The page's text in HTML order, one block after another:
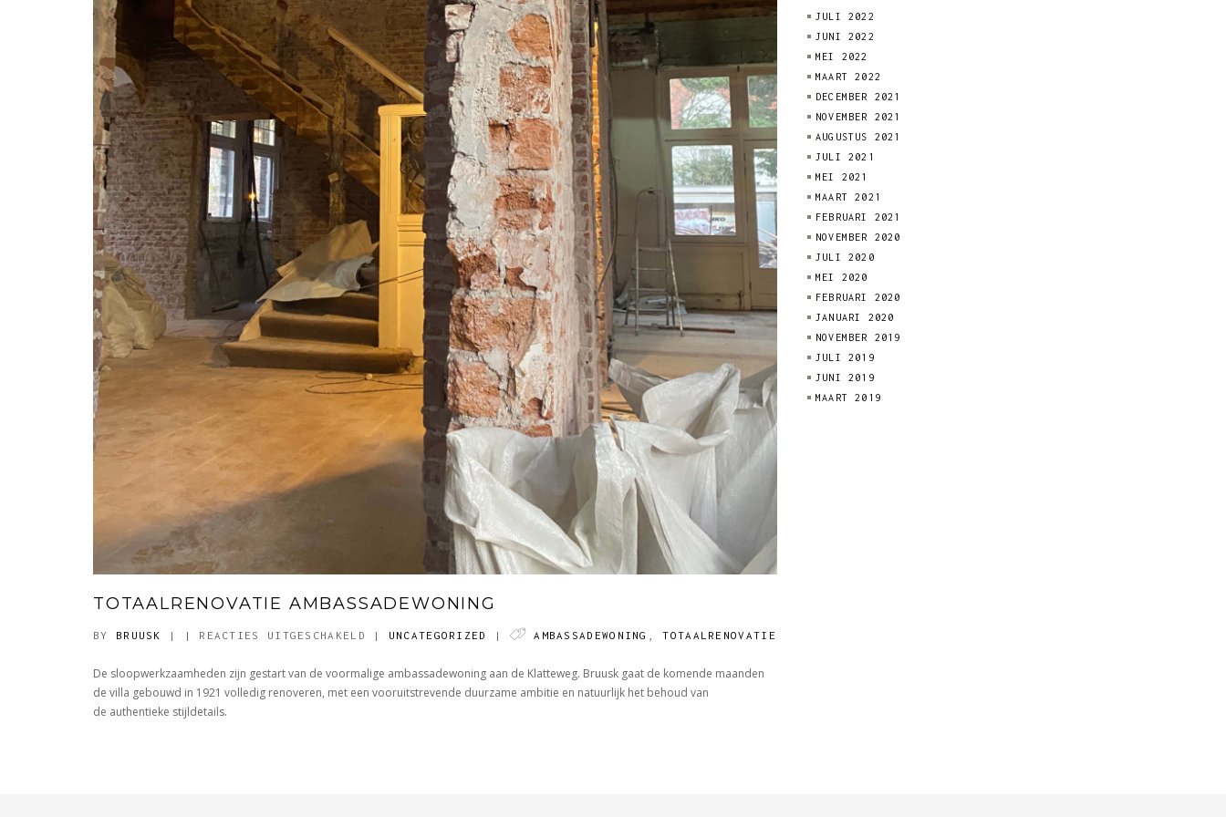
TOTAALRENOVATIE AMBASSADEWONING
BY BRUUSK | | REACTIES UITGESCHAKELD VOOR
AMBASSADEWONING
| UNCATEGORIZED | AMBASSADEWONING ,TOTAALRENOVATIE
De sloopwerkzaamheden zijn gestart van de voormalige ambassadewoning aan de Klatteweg. Bruusk gaat de komende maanden
de villa gebouwd in 1921 volledig renoveren, met een vooruitstrevende duurzame ambitie en natuurlijk het behoud van
de authentieke stijldetails.
JULI 2022
JUNI 2022
MEI 2022
MAART 2022
DECEMBER 2021
NOVEMBER 2021
AUGUSTUS 2021
JULI 2021
MEI 2021
MAART 2021
FEBRUARI 2021
NOVEMBER 2020
JULI 2020
MEI 2020
FEBRUARI 2020
JANUARI 2020
NOVEMBER 2019
JULI 2019
JUNI 2019
MAART 2019